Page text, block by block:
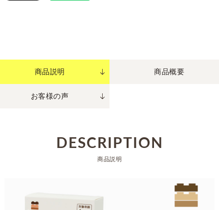
商品説明 商品概要
お客様の声
DESCRIPTION
商品説明